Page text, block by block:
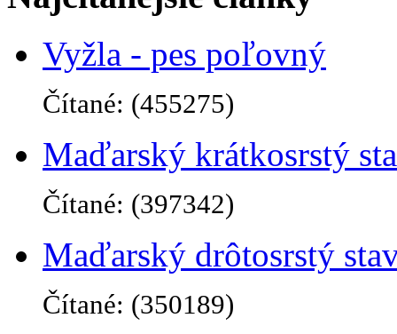
Vyžla - pes poľovný
Čítané: (455275)
Maďarský krátkosrstý
Čítané: (397342)
Maďarský drôtosrstý
Čítané: (350189)